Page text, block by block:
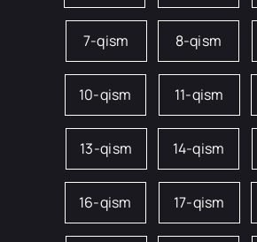
7-qism 8-qism
10-qism 11-qism
13-qism 14-qism
16-qism 17-qism